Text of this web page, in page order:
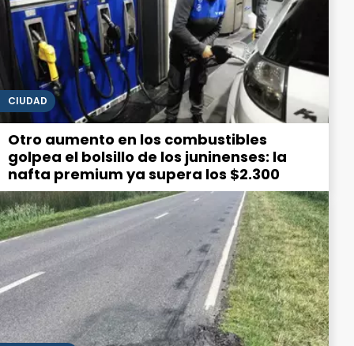
CIUDAD
Otro aumento en los combustibles
golpea el bolsillo de los juninenses: la
nafta premium ya supera los $2.300